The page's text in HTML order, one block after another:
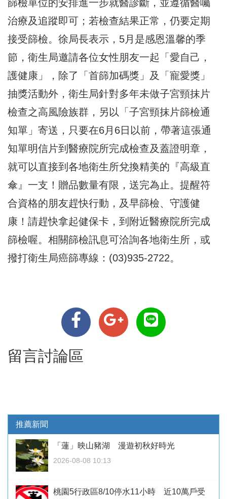
篩檢單位的安排進一步就醫診斷，並遵循醫囑
治療及追蹤即可；若檢查結果正常，仍要定期
接受篩檢。徐局長表示，5月是感恩溫馨的季
節，衛生局邀請各位女性朋友一起「愛自己，
護健康」，除了「首篩加碼獎」及「寵愛獎」
抽獎活動外，衛生局針對多年未做子宮頸抹片
檢查之高風險族群，另以「子宮頸抹片篩檢通
知單」寄送，只要在6月6日以前，帶著這張通
知單明信片到醫療院所完成檢查及蓋證明章，
就可以直接到各地衛生所兌換精美的『高級直
傘』一支！贈品數量有限，送完為止。提醒符
合資格的朋友趕快行動，及早篩檢、守護健
康！請趕快拿起健保卡，到附近醫療院所完成
篩檢喔。相關篩檢訊息可洽詢各地衛生所，或
撥打衛生局癌篩專線：(03)935-2722。
留言討論區
推薦新聞
「蓮」映山豬湖 漫遊初秋好時光
2026-08-08 10:13
桃園5行政區8/10停水11小時 近10萬戶受